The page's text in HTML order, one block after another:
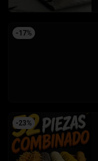
-17%
-23%